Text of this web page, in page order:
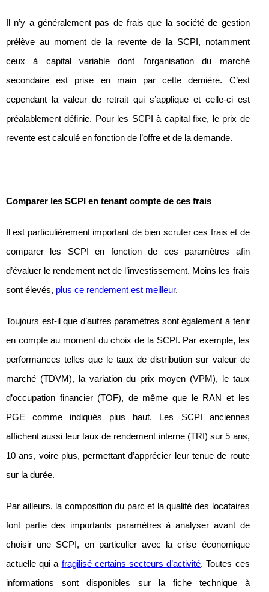
Il n’y a généralement pas de frais que la société de gestion
prélève au moment de la revente de la SCPI, notamment
ceux à capital variable dont l’organisation du marché
secondaire est prise en main par cette dernière. C’est
cependant la valeur de retrait qui s’applique et celle-ci est
préalablement définie. Pour les SCPI à capital fixe, le prix de
revente est calculé en fonction de l’offre et de la demande.
Comparer les SCPI en tenant compte de ces frais
Il est particulièrement important de bien scruter ces frais et de
comparer les SCPI en fonction de ces paramètres afin
d’évaluer le rendement net de l’investissement. Moins les frais
sont élevés, plus ce rendement est meilleur.
Toujours est-il que d’autres paramètres sont également à tenir
en compte au moment du choix de la SCPI. Par exemple, les
performances telles que le taux de distribution sur valeur de
marché (TDVM), la variation du prix moyen (VPM), le taux
d’occupation financier (TOF), de même que le RAN et les
PGE comme indiqués plus haut. Les SCPI anciennes
affichent aussi leur taux de rendement interne (TRI) sur 5 ans,
10 ans, voire plus, permettant d’apprécier leur tenue de route
sur la durée.
Par ailleurs, la composition du parc et la qualité des locataires
font partie des importants paramètres à analyser avant de
choisir une SCPI, en particulier avec la crise économique
actuelle qui a fragilisé certains secteurs d’activité. Toutes ces
informations sont disponibles sur la fiche technique à